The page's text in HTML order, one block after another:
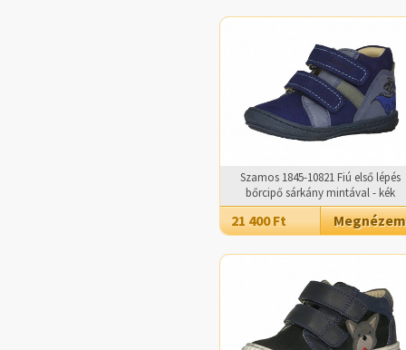
Szamos 1845-10821 Fiú első lépés
bőrcipő sárkány mintával - kék
21 400 Ft Megnézem